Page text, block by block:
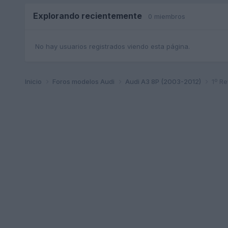
Explorando recientemente 0 miembros
No hay usuarios registrados viendo esta página.
Inicio Foros modelos Audi Audi A3 8P (2003-2012)